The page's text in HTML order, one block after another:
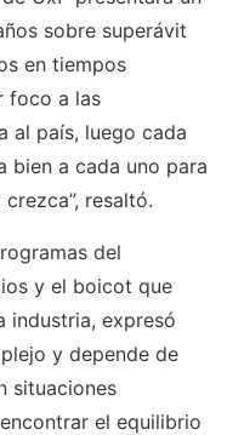
sobre superávit
en tiempos
foco a las
al país, luego cada
bien a cada uno para
resaltó.
del
y el boicot que
industria, expresó
y depende de
situaciones
el equilibrio